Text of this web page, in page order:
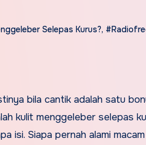
Selepas Kurus?,
bila cantik adalah satu
kulit menggeleber selepas
isi. Siapa pernah alami